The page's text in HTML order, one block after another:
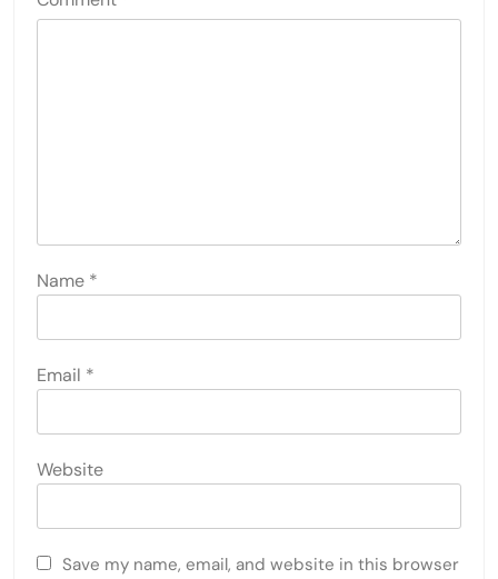
Name *
Email *
Website
Save my name, email, and website in this browser